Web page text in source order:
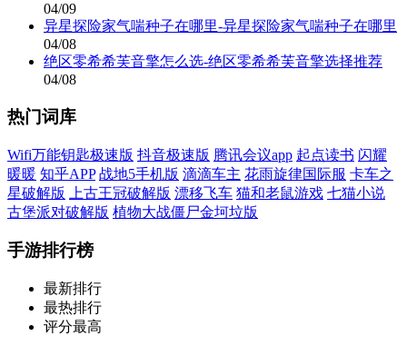
04/09
异星探险家气喘种子在哪里-异星探险家气喘种子在哪里
04/08
绝区零希希芙音擎怎么选-绝区零希希芙音擎选择推荐
04/08
热门词库
Wifi万能钥匙极速版 抖音极速版 腾讯会议app 起点读书 闪耀
暖暖 知乎APP 战地5手机版 滴滴车主 花雨旋律国际服 卡车之
星破解版
上古王冠破解版 漂移飞车 猫和老鼠游戏 七猫小说
古堡派对破解版 植物大战僵尸金坷垃版
手游排行榜
最新排行
最热排行
评分最高